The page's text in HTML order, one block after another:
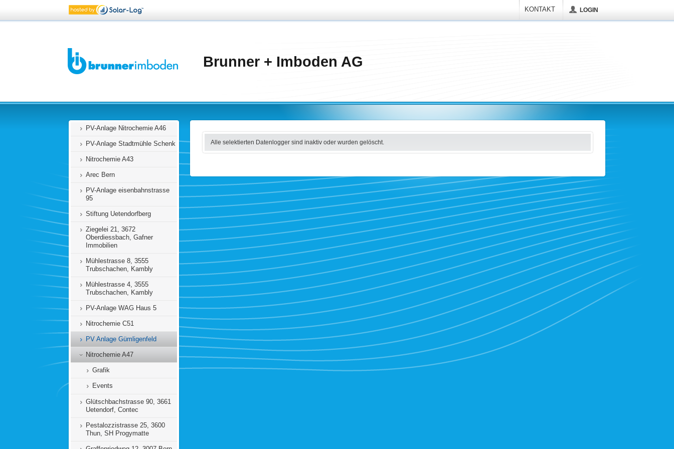
KONTAKT LOGIN
Brunner + Imboden AG
PV-Anlage Jost AG
Lindeneggweg 14, Gwatt
PV-Anlage Nitrochemie A46
PV-Anlage Stadtmühle Schenk
Nitrochemie A43
Arec Bern
PV-Anlage eisenbahnstrasse
95
Stiftung Uetendorfberg
Ziegelei 21, 3672
Oberdiessbach, Gafner
Immobilien
Mühlestrasse 8, 3555
Trubschachen, Kambly
Mühlestrasse 4, 3555
Trubschachen, Kambly
PV-Anlage WAG Haus 5
Nitrochemie C51
PV Anlage Gümligenfeld
Nitrochemie A47
Grafik
Events
Glütschbachstrasse 90, 3661
Uetendorf, Contec
Pestalozzistrasse 25, 3600
Thun, SH Progymatte
Alle selektierten Datenlogger sind inaktiv oder wurden gelöscht.